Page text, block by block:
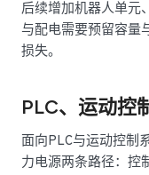
后续增加机器人单元
与配电需要预留容量
损失。
PLC、运动控
面向PLC与运动控制
力电源两条路径：控